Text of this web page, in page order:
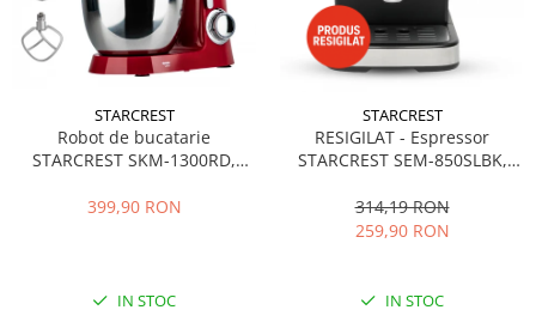
STARCREST
Robot de bucatarie
STARCREST SKM-1300RD,
Accesorii, 10 Viteze + Pulse,
399,90 RON
IN STOC
STARCREST
RESIGILAT - Espressor
STARCREST SEM-850SLBK,
detasabil 1.5L, dispozitiv
spumare, filtru dublu din
314,19 RON
259,90 RON
IN STOC